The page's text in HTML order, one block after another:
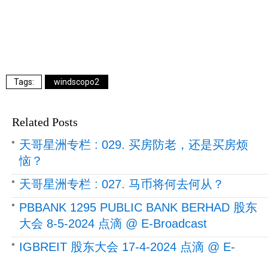
windscopo2
Related Posts
天哥星洲专栏 : 029. 买房防老，还是买房烦
恼？
天哥星洲专栏 : 027. 马币将何去何从？
PBBANK 1295 PUBLIC BANK BERHAD 股东
大会 8-5-2024 点滴 @ E-Broadcast
IGBREIT 股东大会 17-4-2024 点滴 @ E-